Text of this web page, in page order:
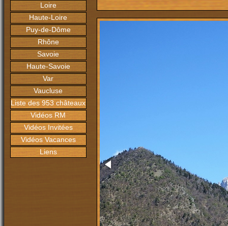
Loire
Haute-Loire
Puy-de-Dôme
Rhône
Savoie
Haute-Savoie
Var
Vaucluse
Liste des 953 châteaux
Vidéos RM
Vidéos Invitées
Vidéos Vacances
Liens